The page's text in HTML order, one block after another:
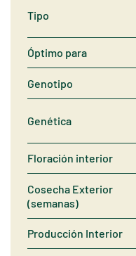
Tipo
Óptimo para
Genotipo
Genética
Floración interior
Cosecha Exterior
(semanas)
Producción Interior